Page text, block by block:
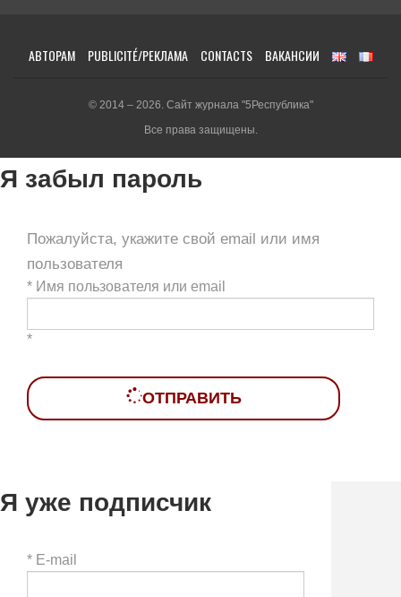
АВТОРАМ PUBLICITÉ/РЕКЛАМА CONTACTS ВАКАНСИИ
© 2014 – 2026. Сайт журнала "5Республика"
Все права защищены.
Я забыл пароль
Пожалуйста, укажите свой email или имя
пользователя
* Имя пользователя или email
*
ОТПРАВИТЬ
Я уже подписчик
* E-mail